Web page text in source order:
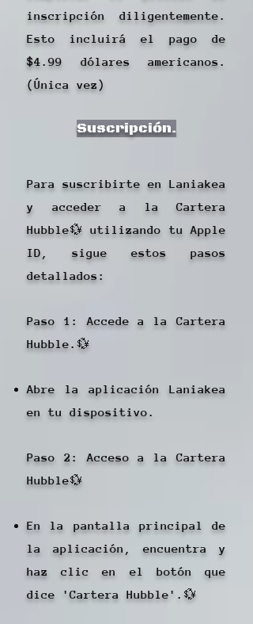
inscripción diligentemente.
Esto incluirá el pago de
$4.99 dólares americanos.
(Única vez)
Suscripción.
Para suscribirte en Laniakea
y acceder a la Cartera
Hubble💱 utilizando tu Apple
ID, sigue estos pasos
detallados:
Paso 1: Accede a la Cartera
Hubble.💱
Abre la aplicación Laniakea
en tu dispositivo.
Paso 2: Acceso a la Cartera
Hubble💱
En la pantalla principal de
la aplicación, encuentra y
haz clic en el botón que
dice 'Cartera Hubble'.💱